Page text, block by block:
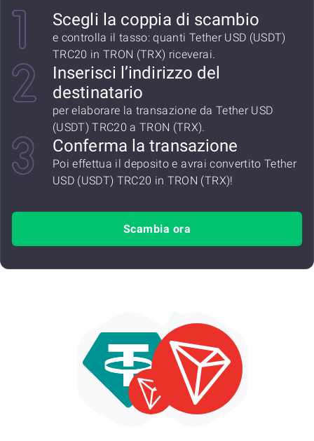
Scegli la coppia di scambio
e controlla il tasso: quanti Tether USD (USDT)
TRC20 in TRON (TRX) riceverai.
Inserisci l’indirizzo del
destinatario
per elaborare la transazione da Tether USD
(USDT) TRC20 a TRON (TRX).
Conferma la transazione
Poi effettua il deposito e avrai convertito Tether
USD (USDT) TRC20 in TRON (TRX)!
Scambia ora